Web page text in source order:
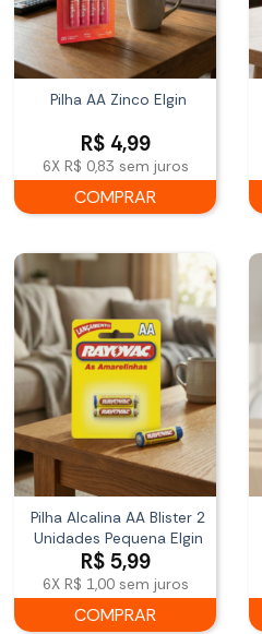
Pilha AA Zinco Elgin
R$4,99
6X R$ 0,83 sem juros
COMPRAR
Pilha Alcalina AA Blister 2
Unidades Pequena Elgin
R$5,99
6X R$ 1,00sem juros
COMPRAR